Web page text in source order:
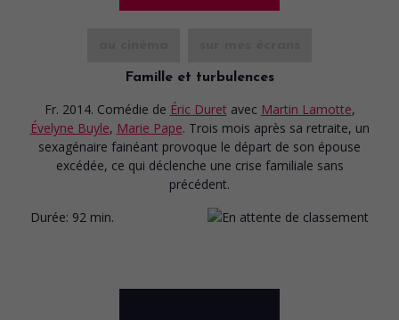
Famille et turbulences
Fr. 2014. Comédie de Éric Duret avec Martin Lamotte,
Évelyne Buyle, Marie Pape. Trois mois après sa retraite, un
sexagénaire fainéant provoque le départ de son épouse
excédée, ce qui déclenche une crise familiale sans
précédent.
Durée: 92 min.